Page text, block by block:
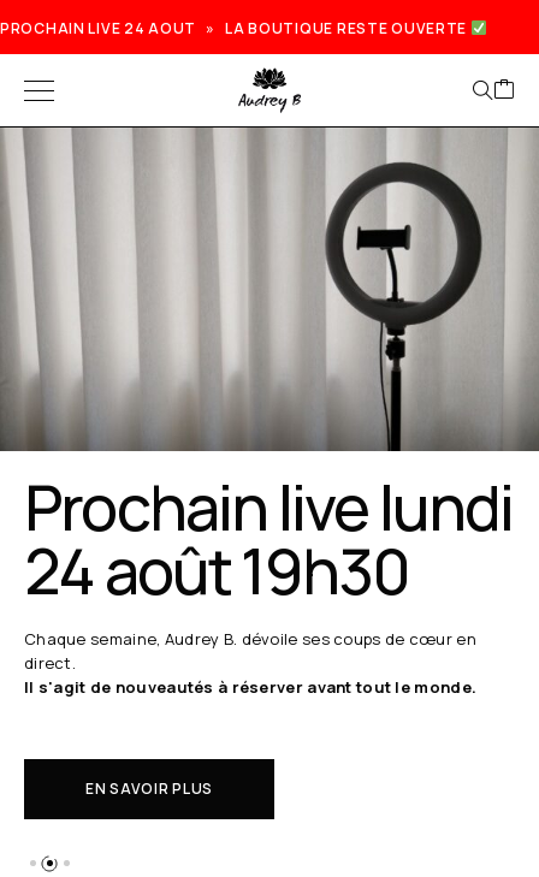
PROCHAIN LIVE 24 AOUT » LA BOUTIQUE RESTE OUVERTE
Prochain live lundi
24 août 19h30
Chaque semaine, Audrey B. dévoile ses coups de cœur en
direct.
Il s'agit de nouveautés à réserver avant tout le monde.
EN SAVOIR PLUS